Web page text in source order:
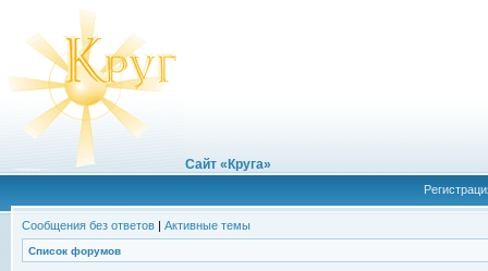
Сайт «Круга»
Сообщения без ответов | Активные темы
Список форумов